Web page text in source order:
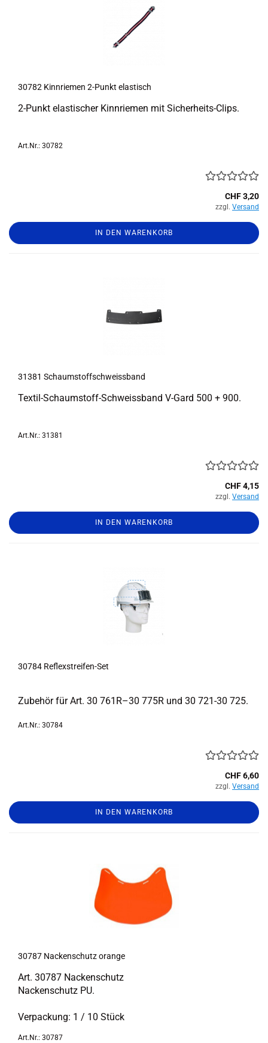
30782 Kinn­rie­men 2-​Punkt elas­tisch
2-​Punkt elas­ti­scher Kinn­rie­men mit Sicherheits-​Clips.
Art.Nr.: 30782
CHF 3,20
zzgl. Versand
IN DEN WARENKORB
31381 Schaum­stoff­schweiss­band
Textil-​Schaumstoff-Schweissband V-​Gard 500 + 900.
Art.Nr.: 31381
CHF 4,15
zzgl. Versand
IN DEN WARENKORB
30784 Reflexstreifen-​​Set
Zu­be­hör für Art. 30 761R–30 775R und 30 721-​30 725.
Art.Nr.: 30784
CHF 6,60
zzgl. Versand
IN DEN WARENKORB
30787 Na­cken­schutz oran­ge
Art. 30787 Na­cken­schutz
Na­cken­schutz PU.
Ver­pa­ckung: 1 / 10 Stück
Art.Nr.: 30787